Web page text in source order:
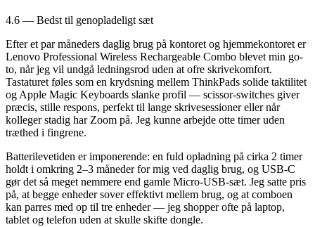
4.6 — Bedst til genopladeligt sæt
Efter et par måneders daglig brug på kontoret og hjemmekontoret er
Lenovo Professional Wireless Rechargeable Combo blevet min go-
to, når jeg vil undgå ledningsrod uden at ofre skrivekomfort.
Tastaturet føles som en krydsning mellem ThinkPads solide taktilitet
og Apple Magic Keyboards slanke profil — scissor-switches giver
præcis, stille respons, perfekt til lange skrivesessioner eller når
kolleger stadig har Zoom på. Jeg kunne arbejde otte timer uden
træthed i fingrene.
Batterilevetiden er imponerende: en fuld opladning på cirka 2 timer
holdt i omkring 2–3 måneder for mig ved daglig brug, og USB-C
gør det så meget nemmere end gamle Micro-USB-sæt. Jeg satte pris
på, at begge enheder sover effektivt mellem brug, og at comboen
kan parres med op til tre enheder — jeg shopper ofte på laptop,
tablet og telefon uden at skulle skifte dongle.